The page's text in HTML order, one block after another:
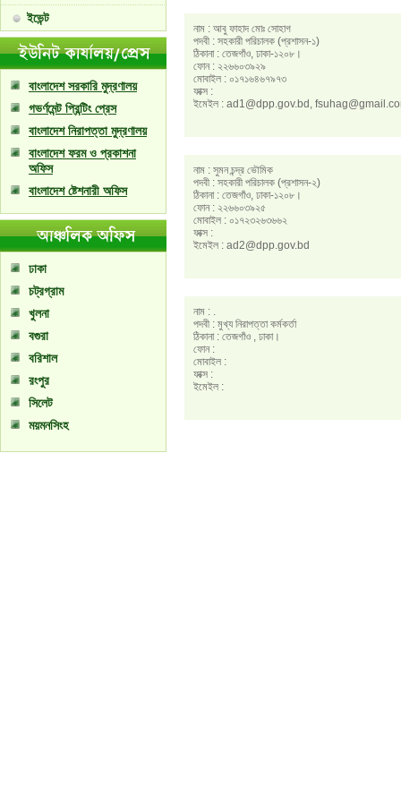
ইভেন্ট
বাংলাদেশ সরকারি মুদ্রণালয়
গভর্ণমেন্ট প্রিন্টিং প্রেস
বাংলাদেশ নিরাপত্তা মুদ্রণালয়
বাংলাদেশ ফরম ও প্রকাশনা
অফিস
বাংলাদেশ ষ্টেশনারী অফিস
ঢাকা
চট্রগ্রাম
খুলনা
বগুরা
বরিশাল
রংপুর
সিলেট
ময়মনসিংহ
নাম : আবু ফাহাদ মোঃ সোহাগ
পদবী : সহকারী পরিচালক (প্রশাসন-১)
ঠিকানা : তেজগাঁও, ঢাকা-১২০৮।
ফোন : ২২৬৬০৩৯২৯
মোবাইল : ০১৭১৬৪৬৭৯৭৩
ফাক্স :
ইমেইল : ad1@dpp.gov.bd,
নাম : সুমন চন্দ্র ভৌমিক
পদবী : সহকারী পরিচালক (প্রশাসন-২)
ঠিকানা : তেজগাঁও, ঢাকা-১২০৮।
ফোন : ২২৬৬০৩৯২৫
মোবাইল : ০১৭২৩২৬৩৬৬২
ফাক্স :
ইমেইল : ad2@dpp.gov.bd
নাম : .
পদবী : মুখ্য নিরাপত্তা কর্মকর্তা
ঠিকানা : তেজগাঁও , ঢাকা।
ফোন :
মোবাইল :
ফাক্স :
ইমেইল :